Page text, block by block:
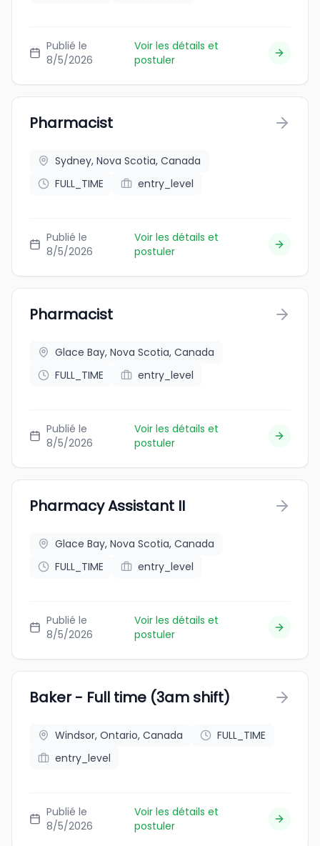
Publié le
8/5/2026
Voir les détails et
postuler
Pharmacist
Sydney, Nova Scotia, Canada
FULL_TIME
entry_level
Publié le
8/5/2026
Voir les détails et
postuler
Pharmacist
Glace Bay, Nova Scotia, Canada
FULL_TIME
entry_level
Publié le
8/5/2026
Voir les détails et
postuler
Pharmacy Assistant II
Glace Bay, Nova Scotia, Canada
FULL_TIME
entry_level
Publié le
8/5/2026
Voir les détails et
postuler
Baker - Full time (3am shift)
Windsor, Ontario, Canada
FULL_TIME
entry_level
Publié le
8/5/2026
Voir les détails et
postuler